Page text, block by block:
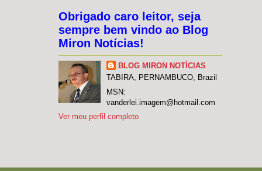
Obrigado caro leitor, seja
sempre bem vindo ao Blog
Miron Notícias!
BLOG MIRON NOTÍCIAS
TABIRA, PERNAMBUCO, Brazil
MSN:
vanderlei.imagem@hotmail.com
Ver meu perfil completo